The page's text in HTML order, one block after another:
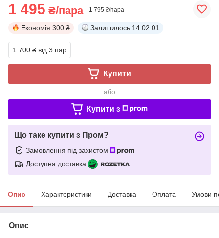
1 495 ₴/пара 1 795 ₴/пара
Економія 300 ₴ Залишилось 14:02:00
1 700 ₴ від 3 пар
Купити
або
Купити з
Що таке купити з Пром?
Замовлення під захистом
Доступна доставка
Опис Характеристики Доставка Оплата Умови
Опис